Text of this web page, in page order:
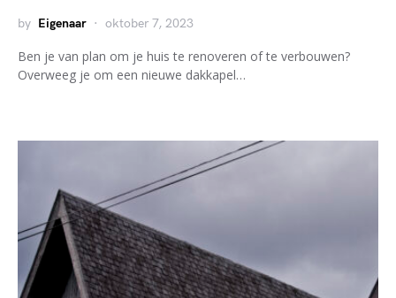
by Eigenaar oktober 7, 2023
Ben je van plan om je huis te renoveren of te verbouwen?
Overweeg je om een nieuwe dakkapel…